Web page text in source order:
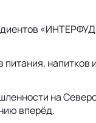
на
вперёд.